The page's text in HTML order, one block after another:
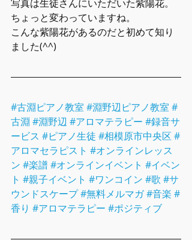
写真は生徒さんにいただいた紫陽花。
ちょっと変わっていますね。
こんな紫陽花があるのだと初めて知り
ました(^^)
#古淵ピアノ教室 #淵野辺ピアノ教室 #
古淵 #淵野辺 #アロマテラピー #録音サ
ービス #ピアノ生徒 #相模原市中央区 #
アロマセラピスト #オンラインレッス
ン #楽譜#オンラインイベント #イベン
ト #親子イベント #ワンコイン #歌 #サ
ウンドスケープ#無料メルマガ#音楽 #
香り #アロマテラピー #ポジティブ